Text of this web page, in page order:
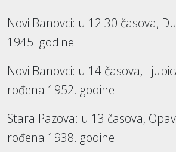
Novi Banovci: u 12:30 časova,
1945. godine
Novi Banovci: u 14 časova,
rođena 1952. godine
Stara Pazova: u 13 časova,
rođena 1938. godine